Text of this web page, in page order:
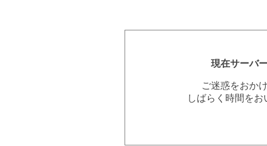
現在サーバ
ご迷惑をおか
しばらく時間を